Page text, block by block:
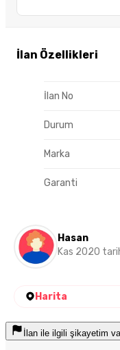
İlan Özellikleri
İlan No
Durum
Marka
Garanti
Hasan
Kas 2020
Harita
İlan ile ilgili şikayetim